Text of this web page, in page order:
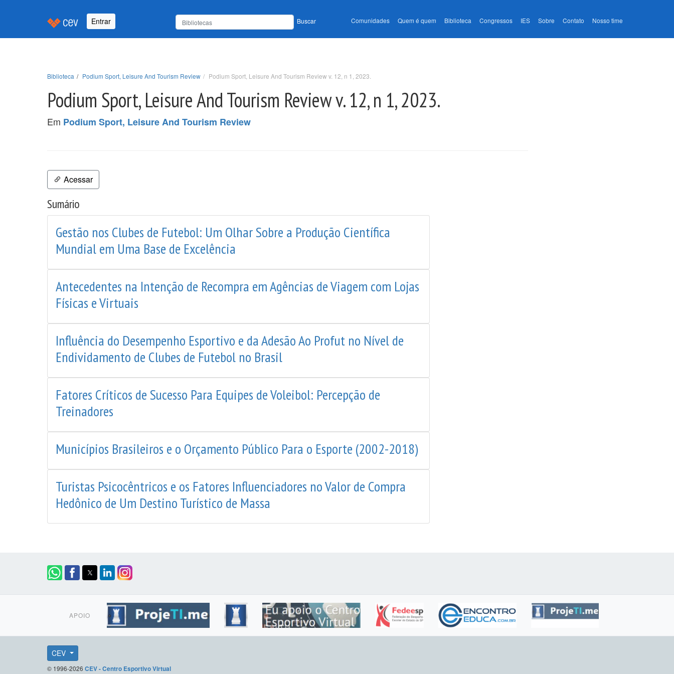
Entrar Buscar Comunidades Quem é quem Biblioteca Congressos IES Sobre Contato Nosso time
Biblioteca Podium Sport, Leisure And Tourism Review Podium Sport, Leisure And Tourism Review v. 12, n 1, 2023.
Podium Sport, Leisure And Tourism Review v. 12, n 1, 2023.
Em Podium Sport, Leisure And Tourism Review
Acessar
Sumário
Gestão nos Clubes de Futebol: Um Olhar Sobre a Produção Científica
Mundial em Uma Base de Excelência
Antecedentes na Intenção de Recompra em Agências de Viagem com Lojas
Físicas e Virtuais
Influência do Desempenho Esportivo e da Adesão Ao Profut no Nível de
Endividamento de Clubes de Futebol no Brasil
Fatores Críticos de Sucesso Para Equipes de Voleibol: Percepção de
Treinadores
Municípios Brasileiros e o Orçamento Público Para o Esporte (2002-2018)
Turistas Psicocêntricos e os Fatores Influenciadores no Valor de Compra
Hedônico de Um Destino Turístico de Massa
APOIO
CEV
© 1996-2026 CEV - Centro Esportivo Virtual